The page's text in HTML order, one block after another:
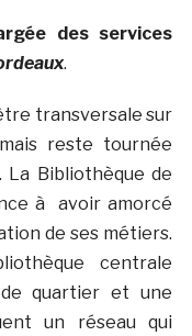
des services
.
transversale sur
reste tournée
Bibliothèque de
à avoir amorcé
de ses métiers.
centrale
quartier et une
un réseau qui